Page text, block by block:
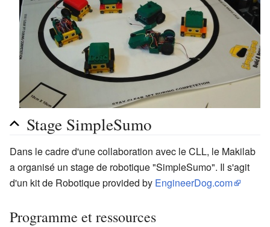
Stage SimpleSumo
Dans le cadre d'une collaboration avec le CLL, le Makilab
a organisé un stage de robotique "SimpleSumo". Il s'agit
d'un kit de Robotique provided by EngineerDog.com
Programme et ressources